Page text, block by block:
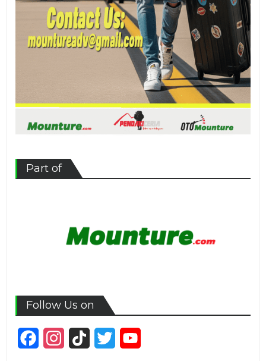
Part of
Follow Us on
FacebookInstagram
TikTok Twitter